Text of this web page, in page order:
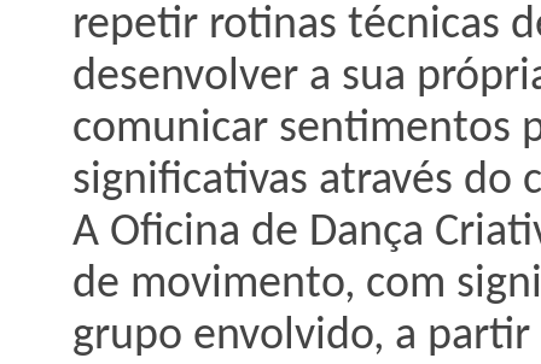
repetir rotinas técnicas
desenvolver a sua
comunicar sentimentos
significativas através do
A Oficina de Dança
de movimento, com
grupo envolvido, a